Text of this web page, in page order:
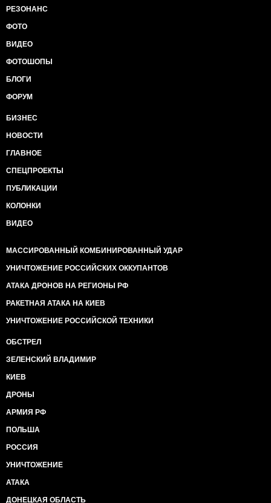
РЕЗОНАНС
ФОТО
ВИДЕО
ФОТОШОПЫ
БЛОГИ
ФОРУМ
БИЗНЕС
НОВОСТИ
ГЛАВНОЕ
СПЕЦПРОЕКТЫ
ПУБЛИКАЦИИ
КОЛОНКИ
ВИДЕО
МАССИРОВАННЫЙ КОМБИНИРОВАННЫЙ УДАР
УНИЧТОЖЕНИЕ РОССИЙСКИХ ОККУПАНТОВ
АТАКА ДРОНОВ НА РЕГИОНЫ РФ
РАКЕТНАЯ АТАКА НА КИЕВ
УНИЧТОЖЕНИЕ РОССИЙСКОЙ ТЕХНИКИ
ОБСТРЕЛ
ЗЕЛЕНСКИЙ ВЛАДИМИР
КИЕВ
ДРОНЫ
АРМИЯ РФ
ПОЛЬША
РОССИЯ
УНИЧТОЖЕНИЕ
АТАКА
ДОНЕЦКАЯ ОБЛАСТЬ